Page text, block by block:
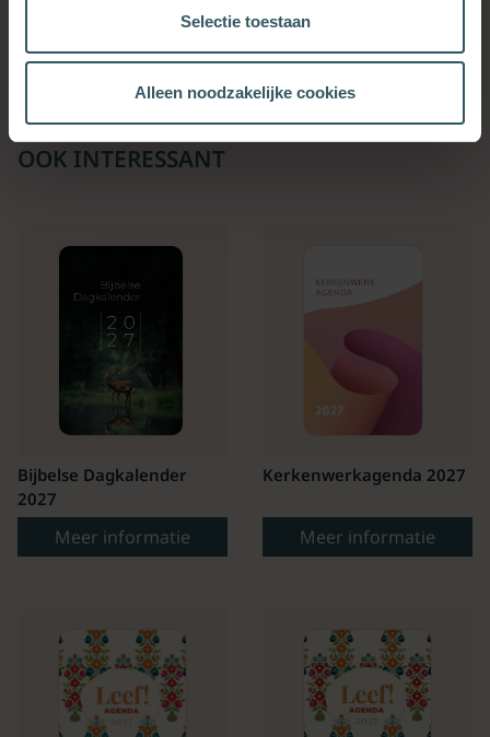
Selectie toestaan
Alleen noodzakelijke cookies
Meer informatie Meer informatie
OOK INTERESSANT
Bijbelse Dagkalender
2027
Meer informatie
Kerkenwerkagenda 2027
Meer informatie